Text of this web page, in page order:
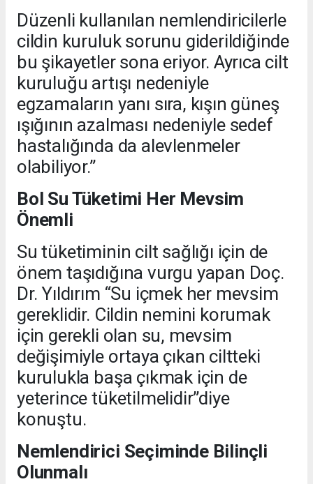
Düzenli kullanılan nemlendiricilerle
cildin kuruluk sorunu giderildiğinde
bu şikayetler sona eriyor. Ayrıca cilt
kuruluğu artışı nedeniyle
egzamaların yanı sıra, kışın güneş
ışığının azalması nedeniyle sedef
hastalığında da alevlenmeler
olabiliyor.”
Bol Su Tüketimi Her Mevsim
Önemli
Su tüketiminin cilt sağlığı için de
önem taşıdığına vurgu yapan Doç.
Dr. Yıldırım “Su içmek her mevsim
gereklidir. Cildin nemini korumak
için gerekli olan su, mevsim
değişimiyle ortaya çıkan ciltteki
kurulukla başa çıkmak için de
yeterince tüketilmelidir”diye
konuştu.
Nemlendirici Seçiminde Bilinçli
Olunmalı